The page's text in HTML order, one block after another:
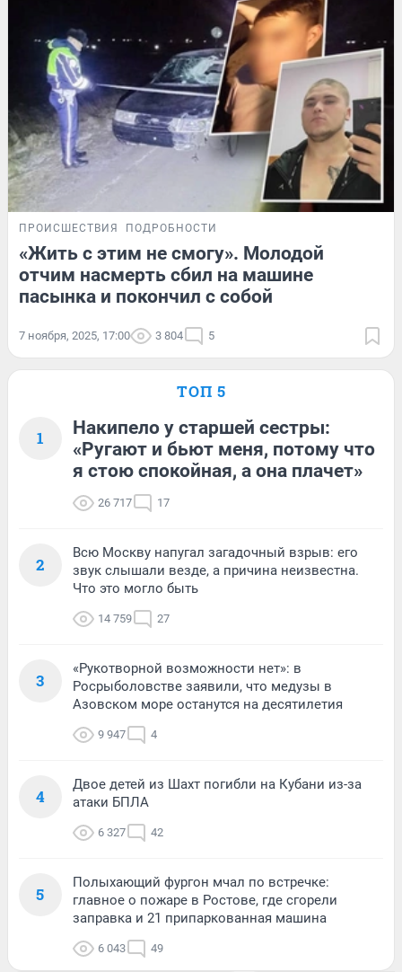
ПРОИСШЕСТВИЯ ПОДРОБНОСТИ
«Жить с этим не смогу». Молодой
отчим насмерть сбил на машине
пасынка и покончил с собой
7 ноября, 2025, 17:00 3 804 5
ТОП 5
1
Накипело у старшей сестры:
«Ругают и бьют меня, потому что
я стою спокойная, а она плачет»
26 717 17
2
Всю Москву напугал загадочный взрыв: его
звук слышали везде, а причина неизвестна.
Что это могло быть
14 759 27
3
«Рукотворной возможности нет»: в
Росрыболовстве заявили, что медузы в
Азовском море останутся на десятилетия
9 947 4
4
Двое детей из Шахт погибли на Кубани из-за
атаки БПЛА
6 327 42
5
Полыхающий фургон мчал по встречке:
главное о пожаре в Ростове, где сгорели
заправка и 21 припаркованная машина
6 043 49